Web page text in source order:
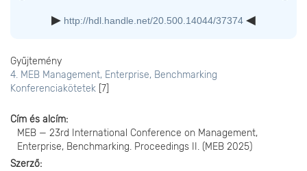
http://hdl.handle.net/20.500.14044/37374
Gyűjtemény
4. MEB Management, Enterprise, Benchmarking
Konferenciakötetek [7]
Cím és alcím
MEB — 23rd International Conference on Management,
Enterprise, Benchmarking. Proceedings II. (MEB 2025)
Szerző